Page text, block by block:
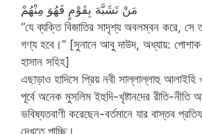
مَنْ تَشَبَّهَ بِقَوْمٍ فَهُوَ مِنْهُمْ
“যে ব্যক্তি বিজাতির সাদৃশ্য অবলম্বন করে, সে
গণ্য হবে।” [সুনানে আবু দাউদ, অধ্যায়:
হাসান সহিহ]
এছাড়াও হাদিসে প্রিয় নবী সাল্লাল্লাহু আলাইহি
পূর্বে অনেক মুসলিম ইহুদি-খৃষ্টানদের রীতি-
ভবিষ্যতবাণী করেছেন-বর্তমানে যার বাস্তব
দেখতে পাচ্ছি।